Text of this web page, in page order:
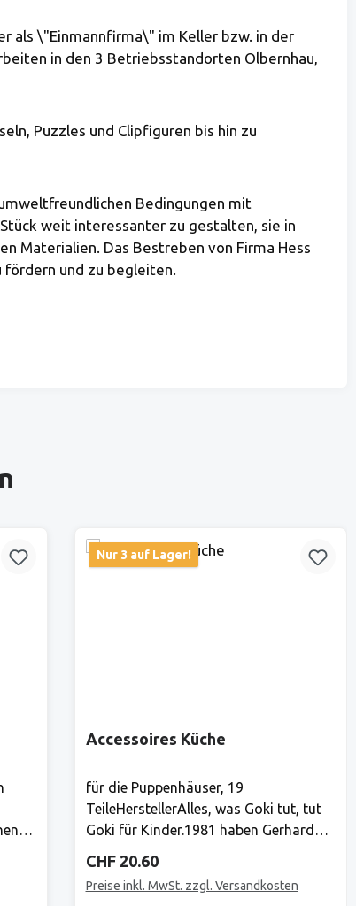
als \"Einmannfirma\" im Keller bzw. in der
in den 3 Betriebsstandorten Olbernhau,
Puzzles und Clipfiguren bis hin zu
Bedingungen mit
weit interessanter zu gestalten, sie in
Materialien. Das Bestreben von Firma Hess
fördern und zu begleiten.
Nur 3 auf Lager!
Accessoires Küche
für die Puppenhäuser, 19
TeileHerstellerAlles, was Goki tut, tut
Goki für Kinder.1981 haben Gerhard
begonnen, Spielzeuge zu verkaufen. Im
Laufe der Jahre ist aus dem kleinen
Regulärer Preis:
CHF 20.60
Preise inkl. MwSt. zzgl. Versandkosten